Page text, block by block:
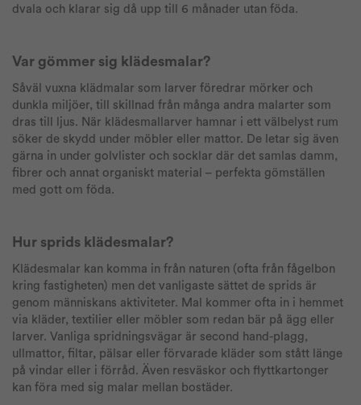
dvala och klarar sig då upp till 6 månader utan föda.
Var gömmer sig klädesmalar?
Såväl vuxna klädmalar som larver föredrar mörker och
dunkla miljöer, till skillnad från många andra malarter som
dras till ljus. När klädesmallarver hamnar i ett välbelyst rum
söker de skydd under möbler eller mattor. De letar sig även
gärna in under golvlister och socklar där det samlas damm,
fibrer och annat organiskt material – perfekta gömställen
med gott om föda.
Hur sprids klädesmalar?
Klädesmalar kan komma in från naturen (ofta från fågelbon
kring fastigheten) men det vanligaste sättet de sprids är
genom människans aktiviteter. Mal kommer ofta in i hemmet
via kläder, textilier eller möbler som redan bär på ägg eller
larver. Vanliga spridningsvägar är second hand-plagg,
ullmattor, filtar, pälsar eller förvarade kläder som stått länge
på vindar eller i förråd. Även resväskor och flyttkartonger
kan föra med sig malar mellan bostäder.